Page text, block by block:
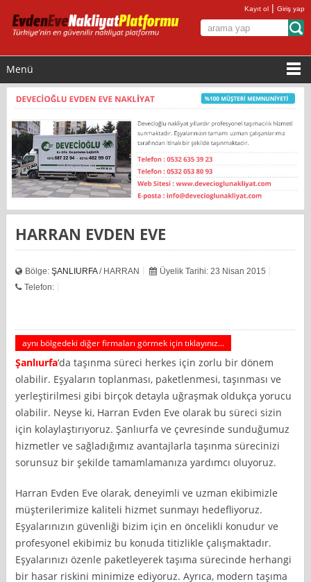
Kayıt ol |Giriş yap
Menü
HARRAN EVDEN EVE
Bölge:ŞANLIURFA/ HARRAN
Üyelik Tarihi: 23 Nisan 2015
Telefon:
aynı bölgedeki diğer firmaları görmek için tıklayınız...
Şanlıurfa‘da taşınma süreci herkes için zorlu bir dönem
olabilir. Eşyaların toplanması, paketlenmesi, taşınması ve
yerleştirilmesi gibi birçok detayla uğraşmak oldukça yorucu
olabilir. Neyse ki, Harran Evden Eve olarak bu süreci sizin
için kolaylaştırıyoruz. Şanlıurfa ve çevresinde sunduğumuz
hizmetler ve sağladığımız avantajlarla taşınma sürecinizi
sorunsuz bir şekilde tamamlamanıza yardımcı oluyoruz.
Harran Evden Eve olarak, deneyimli ve uzman ekibimizle
müşterilerimize kaliteli hizmet sunmayı hedefliyoruz.
Eşyalarınızın güvenliği bizim için en öncelikli konudur ve
profesyonel ekibimiz bu konuda titizlikle çalışmaktadır.
Eşyalarınızı özenle paketleyerek taşıma sürecinde herhangi
bir hasar riskini minimize ediyoruz. Ayrıca, modern taşıma